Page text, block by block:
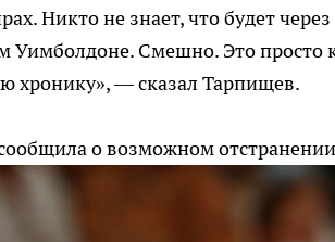
Никто не знает, что будет
Уимболдоне. Смешно. Это просто
хронику», — сказал Тарпищев.
о возможном